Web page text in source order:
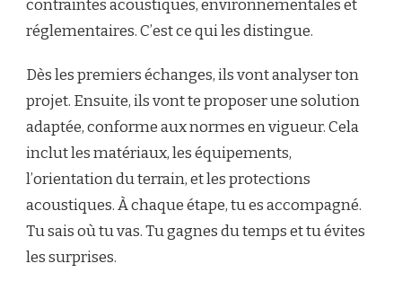
contraintes acoustiques, environnementales et
réglementaires. C’est ce qui les distingue.
Dès les premiers échanges, ils vont analyser ton
projet. Ensuite, ils vont te proposer une solution
adaptée, conforme aux normes en vigueur. Cela
inclut les matériaux, les équipements,
l’orientation du terrain, et les protections
acoustiques. À chaque étape, tu es accompagné.
Tu sais où tu vas. Tu gagnes du temps et tu évites
les surprises.